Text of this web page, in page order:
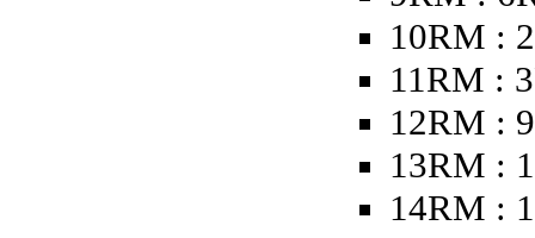
10RM :
11RM :
12RM :
13RM :
14RM :